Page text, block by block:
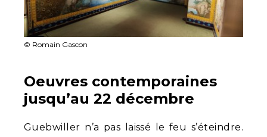
© Romain Gascon
Oeuvres contemporaines
jusqu’au 22 décembre
Guebwiller n’a pas laissé le feu s’éteindre.